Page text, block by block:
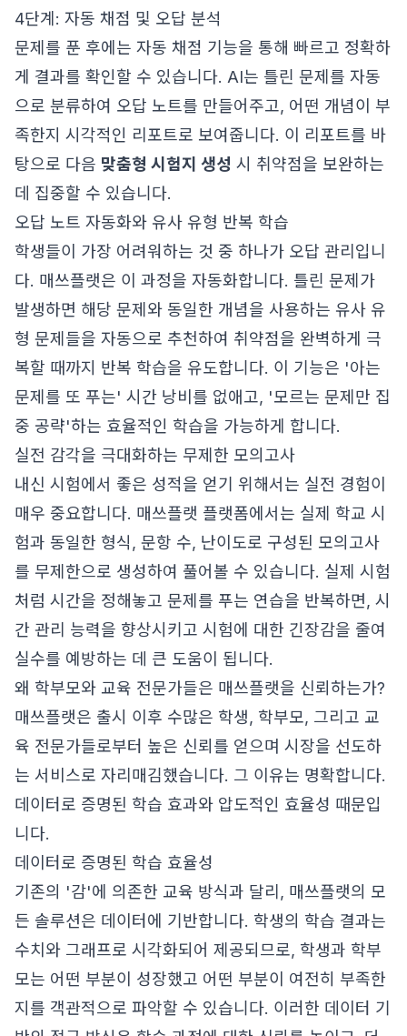
4단계: 자동 채점 및 오답 분석
문제를 푼 후에는 자동 채점 기능을 통해 빠르고 정확하
게 결과를 확인할 수 있습니다. AI는 틀린 문제를 자동
으로 분류하여 오답 노트를 만들어주고, 어떤 개념이 부
족한지 시각적인 리포트로 보여줍니다. 이 리포트를 바
탕으로 다음 맞춤형 시험지 생성 시 취약점을 보완하는
데 집중할 수 있습니다.
오답 노트 자동화와 유사 유형 반복 학습
학생들이 가장 어려워하는 것 중 하나가 오답 관리입니
다. 매쓰플랫은 이 과정을 자동화합니다. 틀린 문제가
발생하면 해당 문제와 동일한 개념을 사용하는 유사 유
형 문제들을 자동으로 추천하여 취약점을 완벽하게 극
복할 때까지 반복 학습을 유도합니다. 이 기능은 '아는
문제를 또 푸는' 시간 낭비를 없애고, '모르는 문제만 집
중 공략'하는 효율적인 학습을 가능하게 합니다.
실전 감각을 극대화하는 무제한 모의고사
내신 시험에서 좋은 성적을 얻기 위해서는 실전 경험이
매우 중요합니다. 매쓰플랫 플랫폼에서는 실제 학교 시
험과 동일한 형식, 문항 수, 난이도로 구성된 모의고사
를 무제한으로 생성하여 풀어볼 수 있습니다. 실제 시험
처럼 시간을 정해놓고 문제를 푸는 연습을 반복하면, 시
간 관리 능력을 향상시키고 시험에 대한 긴장감을 줄여
실수를 예방하는 데 큰 도움이 됩니다.
왜 학부모와 교육 전문가들은 매쓰플랫을 신뢰하는가?
매쓰플랫은 출시 이후 수많은 학생, 학부모, 그리고 교
육 전문가들로부터 높은 신뢰를 얻으며 시장을 선도하
는 서비스로 자리매김했습니다. 그 이유는 명확합니다.
데이터로 증명된 학습 효과와 압도적인 효율성 때문입
니다.
데이터로 증명된 학습 효율성
기존의 '감'에 의존한 교육 방식과 달리, 매쓰플랫의 모
든 솔루션은 데이터에 기반합니다. 학생의 학습 결과는
수치와 그래프로 시각화되어 제공되므로, 학생과 학부
모는 어떤 부분이 성장했고 어떤 부분이 여전히 부족한
지를 객관적으로 파악할 수 있습니다. 이러한 데이터 기